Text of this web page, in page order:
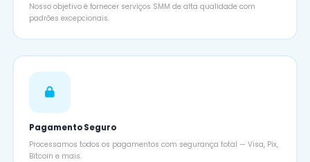
Nosso objetivo é fornecer serviços SMM de alta qualidade com
padrões excepcionais.
Pagamento Seguro
Processamos todos os pagamentos com segurança total — Visa, Pix,
Bitcoin e mais.